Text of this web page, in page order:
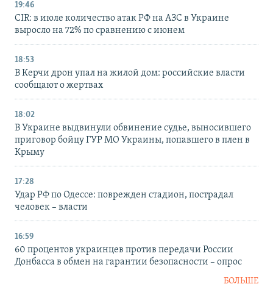
19:46
CIR: в июле количество атак РФ на АЗС в Украине
выросло на 72% по сравнению с июнем
18:53
В Керчи дрон упал на жилой дом: российские власти
сообщают о жертвах
18:02
В Украине выдвинули обвинение судье, выносившего
приговор бойцу ГУР МО Украины, попавшего в плен в
Крыму
17:28
Удар РФ по Одессе: поврежден стадион, пострадал
человек – власти
16:59
60 процентов украинцев против передачи России
Донбасса в обмен на гарантии безопасности – опрос
БОЛЬШЕ